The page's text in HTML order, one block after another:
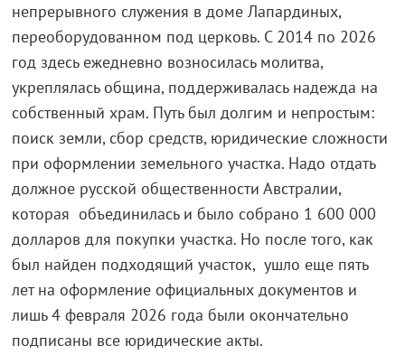
непрерывного служения в доме Лапардиных,
переоборудованном под церковь. С 2014 по 2026
год здесь ежедневно возносилась молитва,
укреплялась община, поддерживалась надежда на
собственный храм. Путь был долгим и непростым:
поиск земли, сбор средств, юридические сложности
при оформлении земельного участка. Надо отдать
должное русской общественности Австралии,
которая объединилась и было собрано 1 600 000
долларов для покупки участка. Но после того, как
был найден подходящий участок, ушло еще пять
лет на оформление официальных документов и
лишь 4 февраля 2026 года были окончательно
подписаны все юридические акты.